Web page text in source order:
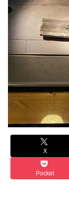
X
Pocket